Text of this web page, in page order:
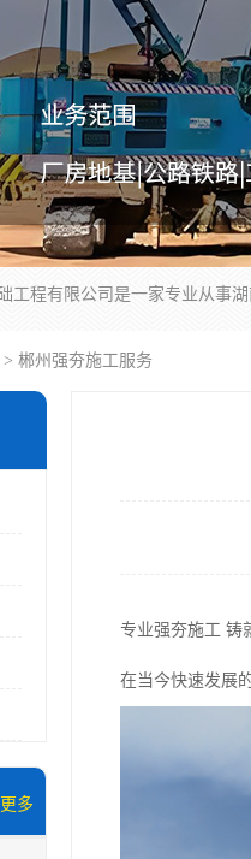
> 郴州强夯施工服务
更多
专业强夯施工 铸
在当今快速发展